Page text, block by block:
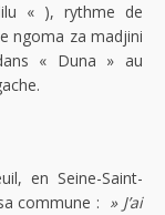
« ), rythme de
ngoma za madjini
« Duna » au
en Seine-Saint-
commune : » J’ai